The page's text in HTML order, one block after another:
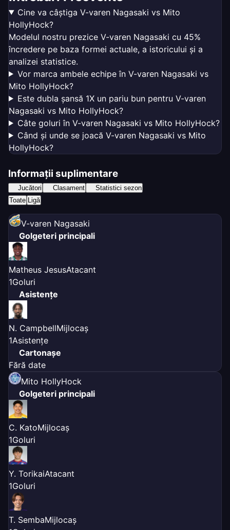
Cine va câștiga V-varen Nagasaki vs Mito
HollyHock?
Modelul nostru prezice V-varen Nagasaki cu 45%
încredere pe baza formei actuale, a istoricului și a
analizei statistice.
Vor marca ambele echipe în V-varen Nagasaki vs
Mito HollyHock?
Este dubla șansă 1X un pariu bun pentru V-varen
Nagasaki vs Mito HollyHock?
Câte goluri în V-varen Nagasaki vs Mito HollyHock?
Când și unde se joacă V-varen Nagasaki vs Mito
HollyHock?
Informații suplimentare
Jucători Clasament
Statistici sezon
Toate Ligă
V-varen Nagasaki
Golgeteri principali
Matheus JesusAtacant
1Goluri
Asistențe
N. CampbellMijlocaș
1Asistențe
Cartonașe
Fără date
Mito HollyHock
Golgeteri principali
C. KatoMijlocaș
1Goluri
Y. TorikaiAtacant
1Goluri
T. SembaMijlocaș